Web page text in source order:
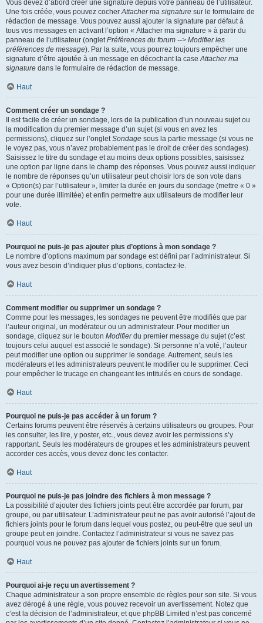
Vous devez d’abord créer une signature depuis votre panneau de l’utilisateur.
Une fois créée, vous pouvez cocherAttacher ma signature sur le formulaire de
rédaction de message. Vous pouvez aussi ajouter la signature par défaut à
tous vos messages en activant l’option « Attacher ma signature » à partir du
panneau de l’utilisateur (ongletPréférences du forum --> Modifier les
préférences de message). Par la suite, vous pourrez toujours empêcher une
signature d’être ajoutée à un message en décochant la caseAttacher ma
signature dans le formulaire de rédaction de message.
Haut
Comment créer un sondage ?
Il est facile de créer un sondage, lors de la publication d’un nouveau sujet ou
la modification du premier message d’un sujet (si vous en avez les
permissions), cliquez sur l’ongletSondage sous la partie message (si vous ne
le voyez pas, vous n’avez probablement pas le droit de créer des sondages).
Saisissez le titre du sondage et au moins deux options possibles, saisissez
une option par ligne dans le champ des réponses. Vous pouvez aussi indiquer
le nombre de réponses qu’un utilisateur peut choisir lors de son vote dans
« Option(s) par l’utilisateur », limiter la durée en jours du sondage (mettre « 0 »
pour une durée illimitée) et enfin permettre aux utilisateurs de modifier leur
vote.
Haut
Pourquoi ne puis-je pas ajouter plus d’options à mon sondage ?
Le nombre d’options maximum par sondage est défini par l’administrateur. Si
vous avez besoin d’indiquer plus d’options, contactez-le.
Haut
Comment modifier ou supprimer un sondage ?
Comme pour les messages, les sondages ne peuvent être modifiés que par
l’auteur original, un modérateur ou un administrateur. Pour modifier un
sondage, cliquez sur le bouton Modifierdu premier message du sujet (c’est
toujours celui auquel est associé le sondage). Si personne n’a voté, l’auteur
peut modifier une option ou supprimer le sondage. Autrement, seuls les
modérateurs et les administrateurs peuvent le modifier ou le supprimer. Ceci
pour empêcher le trucage en changeant les intitulés en cours de sondage.
Haut
Pourquoi ne puis-je pas accéder à un forum ?
Certains forums peuvent être réservés à certains utilisateurs ou groupes. Pour
les consulter, les lire, y poster, etc., vous devez avoir les permissions s’y
rapportant. Seuls les modérateurs de groupes et les administrateurs peuvent
accorder ces accès, vous devez donc les contacter.
Haut
Pourquoi ne puis-je pas joindre des fichiers à mon message ?
La possibilité d’ajouter des fichiers joints peut être accordée par forum, par
groupe, ou par utilisateur. L’administrateur peut ne pas avoir autorisé l’ajout de
fichiers joints pour le forum dans lequel vous postez, ou peut-être que seul un
groupe peut en joindre. Contactez l’administrateur si vous ne savez pas
pourquoi vous ne pouvez pas ajouter de fichiers joints sur un forum.
Haut
Pourquoi ai-je reçu un avertissement ?
Chaque administrateur a son propre ensemble de règles pour son site. Si vous
avez dérogé à une règle, vous pouvez recevoir un avertissement. Notez que
c’est la décision de l’administrateur, et que phpBB Limited n’est pas concerné